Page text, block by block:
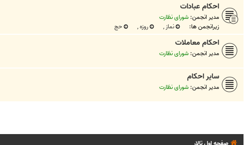
احکام عبادات
مدیر انجمن: شورای نظارت
زیرانجمن ها:
نماز , روزه, حج
احکام معاملات
مدیر انجمن: شورای نظارت
ساير احکام
مدیر انجمن: شورای نظارت